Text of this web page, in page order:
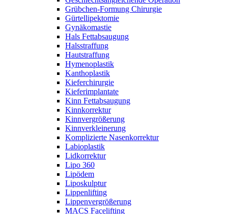
Grübchen-Formung Chirurgie
Gürtellipektomie
Gynäkomastie
Hals Fettabsaugung
Halsstraffung
Hautstraffung
Hymenoplastik
Kanthoplastik
Kieferchirurgie
Kieferimplantate
Kinn Fettabsaugung
Kinnkorrektur
Kinnvergrößerung
Kinnverkleinerung
Komplizierte Nasenkorrektur
Labioplastik
Lidkorrektur
Lipo 360
Lipödem
Liposkulptur
Lippenlifting
Lippenvergrößerung
MACS Facelifting